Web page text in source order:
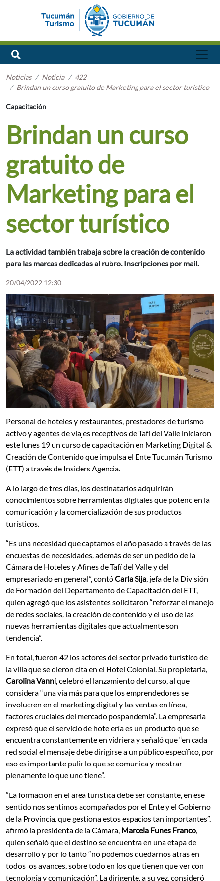
Noticias Noticia
422
Brindan un curso gratuito de Marketing para el sector turístico
Capacitación
Brindan un curso
gratuito de
Marketing para el
sector turístico
La actividad también trabaja sobre la creación de contenido
para las marcas dedicadas al rubro. Inscripciones por mail.
20/04/2022 12:30
Personal de hoteles y restaurantes, prestadores de turismo
activo y agentes de viajes receptivos de Tafí del Valle iniciaron
este lunes 19 un curso de capacitación en Marketing Digital &
Creación de Contenido que impulsa el Ente Tucumán Turismo
(ETT) a través de Insiders Agencia.
A lo largo de tres días, los destinatarios adquirirán
conocimientos sobre herramientas digitales que potencien la
comunicación y la comercialización de sus productos
turísticos.
“Es una necesidad que captamos el año pasado a través de las
encuestas de necesidades, además de ser un pedido de la
Cámara de Hoteles y Afines de Tafí del Valle y del
empresariado en general”, contóCarla Sija, jefa de la División
de Formación del Departamento de Capacitación del ETT,
quien agregó que los asistentes solicitaron “reforzar el manejo
de redes sociales, la creación de contenido y el uso de las
nuevas herramientas digitales que actualmente son
tendencia”.
En total, fueron 42 los actores del sector privado turístico de
la villa que se dieron cita en el Hotel Colonial. Su propietaria,
Carolina Vanni, celebró el lanzamiento del curso, al que
considera “una vía más para que los emprendedores se
involucren en el marketing digital y las ventas en línea,
factores cruciales del mercado pospandemia”. La empresaria
expresó que el servicio de hotelería es un producto que se
encuentra constantemente en vidriera y señaló que “en cada
red social el mensaje debe dirigirse a un público específico, por
eso es importante pulir lo que se comunica y mostrar
plenamente lo que uno tiene”.
“La formación en el área turística debe ser constante, en ese
sentido nos sentimos acompañados por el Ente y el Gobierno
de la Provincia, que gestiona estos espacios tan importantes”,
afirmó la presidenta de la Cámara, Marcela Funes Franco,
quien señaló que el destino se encuentra en una etapa de
desarrollo y por lo tanto “no podemos quedarnos atrás en
todos los avances, sobre todo en los que tienen que ver con
tecnología y comunicación”. La dirigente, a su vez, consideró